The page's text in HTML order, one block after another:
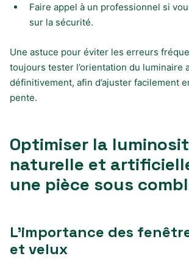
Faire appel à un professionnel si
sur la sécurité.
Une astuce pour éviter les erreurs
toujours tester l’orientation du luminaire
définitivement, afin d’ajuster facilement
pente.
Optimiser la
naturelle et
une pièce sous
L’importance des
et velux